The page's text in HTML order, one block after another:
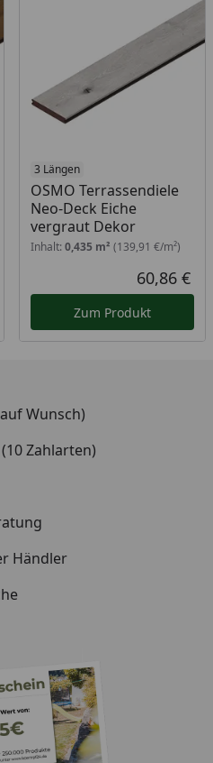
Preis
3 Längen
OSMO Terrassendiele
Neo-Deck Eiche
vergraut Dekor
Inhalt: 0,435 m² (139,91 €/m²)
60,86 €
Zum Produkt
Wunsch)
Zahlarten)
Händler